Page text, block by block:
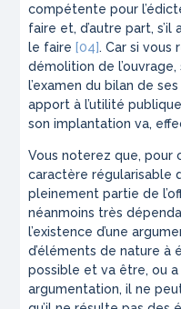
compétente pour
faire et, d’autre part,
le faire [04]. Car si vous
démolition de
l’examen du bilan de
apport à l’utilité
son implantation va,
Vous noterez que, pour
caractère régularisable
pleinement partie de
néanmoins très
l’existence d’une
d’éléments de nature à
possible et va être, ou a
argumentation, il ne